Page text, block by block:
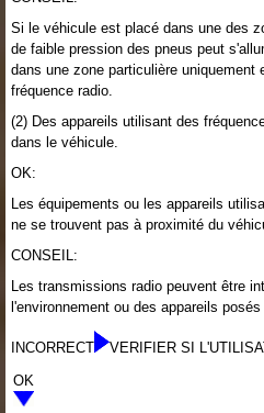
Si le véhicule est placé dans une des
de faible pression des pneus peut
dans une zone particulière uniquement
fréquence radio.
(2) Des appareils utilisant des
dans le véhicule.
OK:
Les équipements ou les appareils
ne se trouvent pas à proximité du
CONSEIL:
Les transmissions radio peuvent être
l'environnement ou des appareils posés
INCORRECT
VERIFIER SI
OK